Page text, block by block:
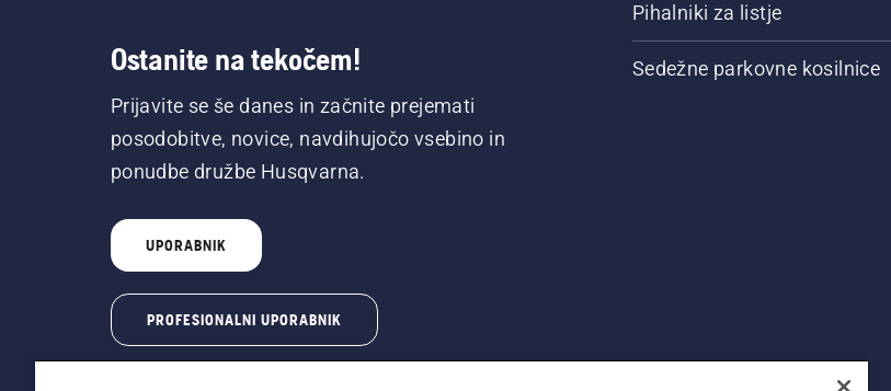
Ostanite na tekočem!
Prijavite se še danes in začnite prejemati
posodobitve, novice, navdihujočo vsebino in
ponudbe družbe Husqvarna.
UPORABNIK
PROFESIONALNI UPORABNIK
Pihalniki za listje
Sedežne parkovne kosilnice